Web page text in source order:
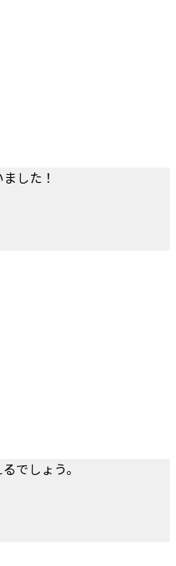
した！
でしょう。